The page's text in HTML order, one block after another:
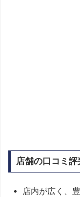
店舗の口コミ評
店内が広く、